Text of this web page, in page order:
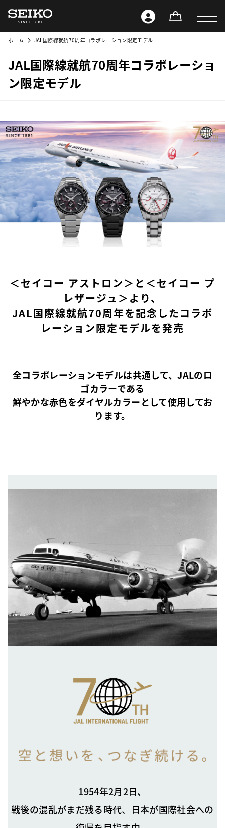
ホーム JAL国際線就航70周年コラボレーション限定モデル
JAL国際線就航70周年コラボレーショ
ン限定モデル
＜セイコー アストロン＞と＜セイコー プ
レザージュ＞より、
JAL国際線就航70周年を記念したコラボ
レーション限定モデルを発売
全コラボレーションモデルは共通して、JALのロ
ゴカラーである
鮮やかな赤色をダイヤルカラーとして使用してお
ります。
1954年2月2日、
戦後の混乱がまだ残る時代、日本が国際社会への